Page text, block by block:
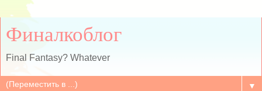
Финалкоблог
Final Fantasy? Whatever
▼